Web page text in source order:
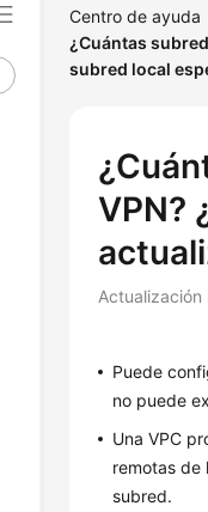
Centro de ayuda
¿Cuántas
subred local
VPN?
Actualización
Puede
no puede
Una VPC
remotas de
subred.